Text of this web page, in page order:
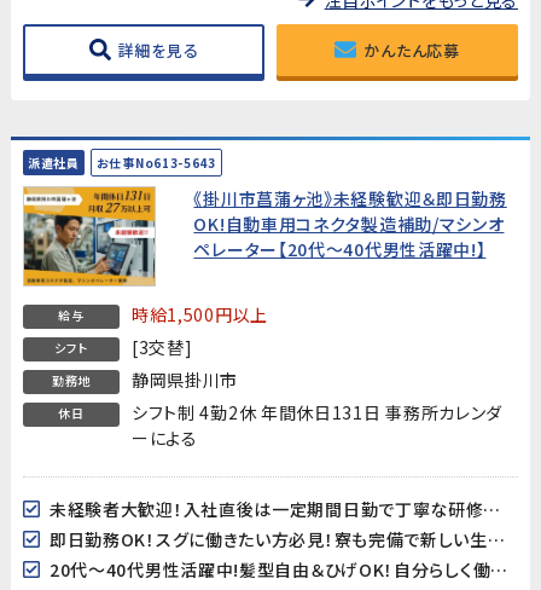
詳細を見る かんたん応募
派遣社員 お仕事No613-5643
《掛川市菖蒲ヶ池》未経験歓迎＆即日勤務
OK!自動車用コネクタ製造補助/マシンオ
ペレーター【20代～40代男性活躍中!】
給与 時給1,500円以上
シフト [3交替]
勤務地 静岡県掛川市
休日
シフト制 4勤2休 年間休日131日 事務所カレンダ
ーによる
未経験者大歓迎！入社直後は一定期間日勤で丁寧な研修がありますので安心してスタートできます!
即日勤務OK！スグに働きたい方必見！寮も完備で新しい生活をすぐにスタートできます!
20代～40代男性活躍中!髪型自由＆ひげOK！自分らしく働けます!